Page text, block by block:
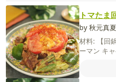
トマたま
by 秋元真夏
材料:
【回
ーマン キ
鶏